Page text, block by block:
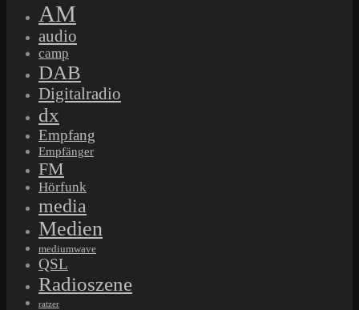
AM
audio
camp
DAB
Digitalradio
dx
Empfang
Empfänger
FM
Hörfunk
media
Medien
mediumwave
QSL
Radioszene
ratzer